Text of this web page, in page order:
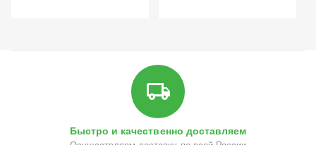
Быстро и качественно доставляем